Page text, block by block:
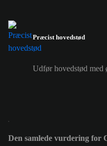
Præcist hovedstød
Udfør hovedstød med
Den samlede vurdering for